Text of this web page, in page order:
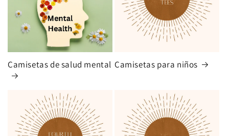
Camisetas de salud mental Camisetas para niños